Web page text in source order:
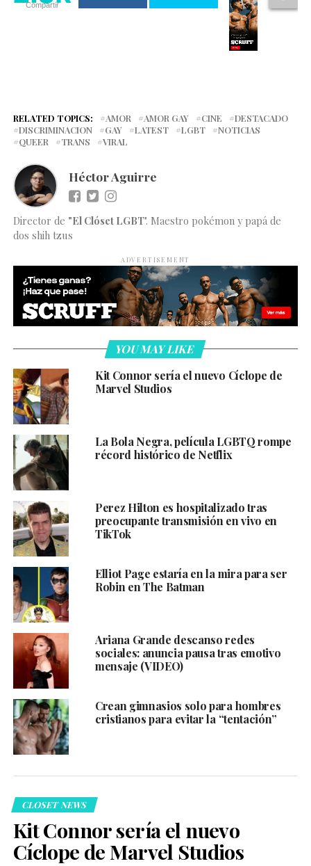
Compartir
RELATED TOPICS: AMOR AMOR GAY CINE
DESTACADO
DISCRIMINACION
GAY LATEST LGBT
NOTICIAS
QUEER
TRANS VIRAL
Héctor Aguirre
Director de "El Clóset LGBT". Maestro pokémon y papá de
dos shih tzus
ADVERTISEMENT
YOU MAY LIKE
Kit Connor sería el nuevo Cíclope de
Marvel Studios
La Bola Negra, película LGBTQ rompe
récord histórico de Netflix
Perez Hilton es hospitalizado tras
preocupante transmisión en vivo en
TikTok
Elliot Page estaría en la mira para ser
Robin en The Batman
Ariana Grande descanso redes
sociales: anuncia pausa tras emotivo
mensaje (VIDEO)
Crean gimnasios solo para hombres
cristianos para evitar la “tentación”
CLOSET NEWS
Kit Connor sería el nuevo
Cíclope de Marvel Studios